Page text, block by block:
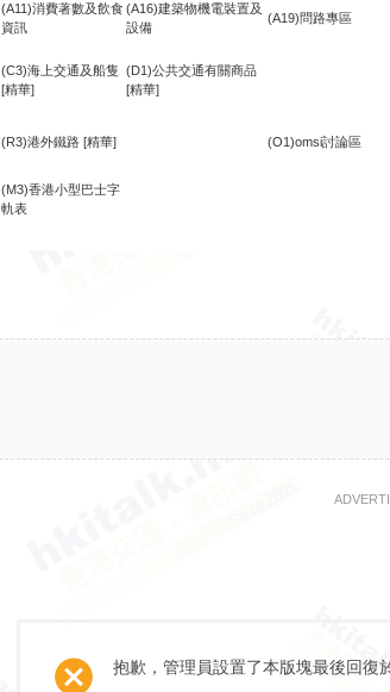
(A11)消費著數及飲食
資訊
(A16)建築物機電裝置及
設備
(A19)問路專區
(C3)海上交通及船隻
[精華]
(D1)公共交通有關商品
[精華]
(R3)港外鐵路 [精華] (O1)omsi討論區
(M3)香港小型巴士字
軌表
抱歉，管理員設置了本版塊最後回復